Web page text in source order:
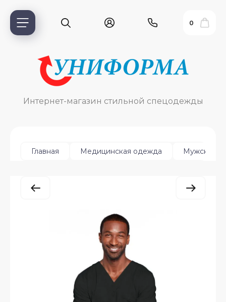
0
Интернет-магазин стильной спецодежды
Главная Медицинская одежда Мужская